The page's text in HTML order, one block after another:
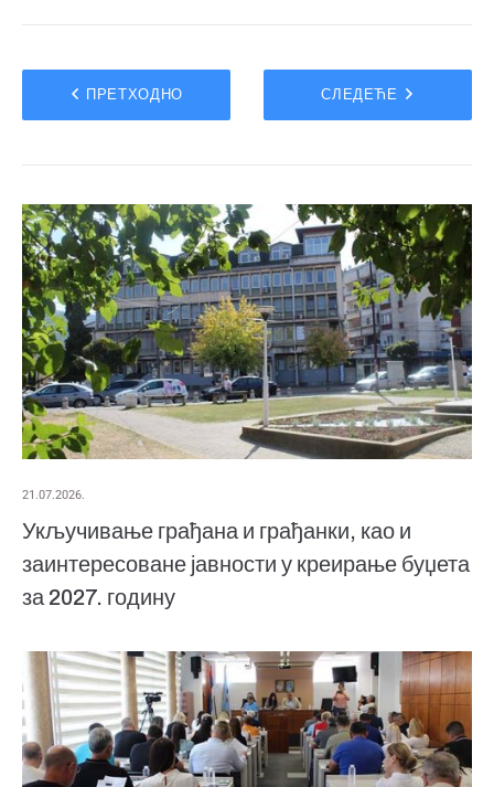
ПРЕТХОДНО СЛЕДЕЋЕ
21.07.2026.
Укључивање грађана и грађанки, као и
заинтересоване јавности у креирање буџета
за 2027. годину